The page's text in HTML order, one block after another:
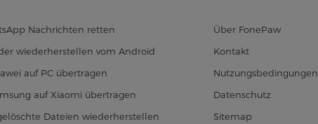
Nachrichten retten
wiederherstellen vom Android
auf PC übertragen
auf Xiaomi übertragen
Dateien wiederherstellen
Über FonePaw
Kontakt
Nutzungsbedingungen
Datenschutz
Sitemap